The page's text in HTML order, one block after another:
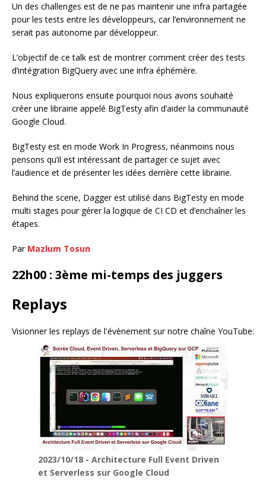
Un des challenges est de ne pas maintenir une infra partagée
pour les tests entre les développeurs, car l’environnement ne
serait pas autonome par développeur.
L’objectif de ce talk est de montrer comment créer des tests
d’intégration BigQuery avec une infra éphémère.
Nous expliquerons ensuite pourquoi nous avons souhaité
créer une librairie appelé BigTesty afin d’aider la communauté
Google Cloud.
BigTesty est en mode Work In Progress, néanmoins nous
pensons qu’il est intéressant de partager ce sujet avec
l’audience et de présenter les idées derrière cette librairie.
Behind the scene, Dagger est utilisé dans BigTesty en mode
multi stages pour gérer la logique de CI CD et d’enchaîner les
étapes.
Par Mazlum Tosun
22h00 : 3ème mi-temps des juggers
Replays
Visionner les replays de l'évènement sur notre chaîne YouTube:
2023/10/18 - Architecture Full Event Driven
et Serverless sur Google Cloud